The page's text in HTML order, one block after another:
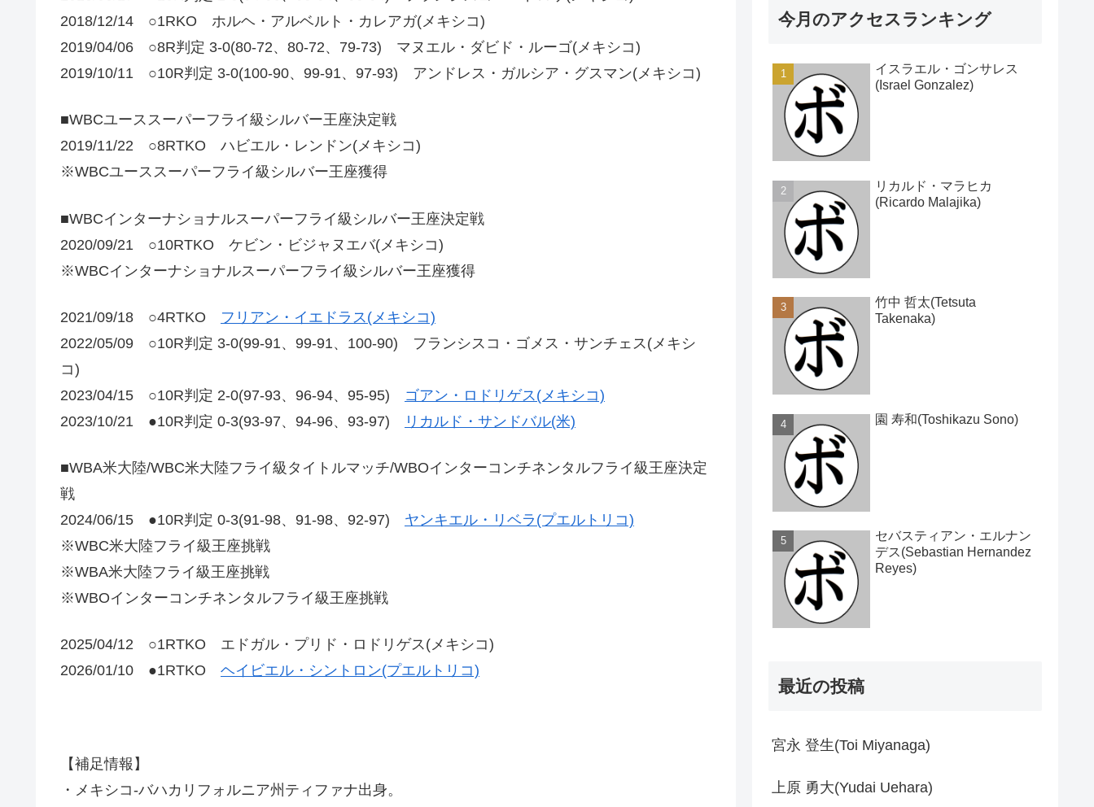
2018/12/14 ○1RKO ホルヘ・アルベルト・カレアガ(メキシコ)
2019/04/06 ○8R判定 3-0(80-72、80-72、79-73) マヌエル・ダビド・ルーゴ(メキシコ)
2019/10/11 ○10R判定 3-0(100-90、99-91、97-93) アンドレス・ガルシア・グスマン(メキシコ)
■WBCユーススーパーフライ級シルバー王座決定戦
2019/11/22 ○8RTKO ハビエル・レンドン(メキシコ)
※WBCユーススーパーフライ級シルバー王座獲得
■WBCインターナショナルスーパーフライ級シルバー王座決定戦
2020/09/21 ○10RTKO ケビン・ビジャヌエバ(メキシコ)
※WBCインターナショナルスーパーフライ級シルバー王座獲得
2021/09/18 ○4RTKO フリアン・イエドラス(メキシコ)
2022/05/09 ○10R判定 3-0(99-91、99-91、100-90) フランシスコ・ゴメス・サンチェス(メキシ
コ)
2023/04/15 ○10R判定 2-0(97-93、96-94、95-95) ゴアン・ロドリゲス(メキシコ)
2023/10/21 ●10R判定 0-3(93-97、94-96、93-97)
リカルド・サンドバル(米)
■WBA米大陸/WBC米大陸フライ級タイトルマッチ/WBOインターコンチネンタルフライ級王座決定
戦
2024/06/15 ●10R判定 0-3(91-98、91-98、92-97) ヤンキエル・リベラ(プエルトリコ)
※WBC米大陸フライ級王座挑戦
※WBA米大陸フライ級王座挑戦
※WBOインターコンチネンタルフライ級王座挑戦
2025/04/12 ○1RTKO エドガル・プリド・ロドリゲス(メキシコ)
2026/01/10 ●1RTKO ヘイビエル・シントロン(プエルトリコ)
【補足情報】
・メキシコ-バハカリフォルニア州ティファナ出身。
今月のアクセスランキング
イスラエル・ゴンサレス
(Israel Gonzalez)
リカルド・マラヒカ
(Ricardo Malajika)
竹中 哲太(Tetsuta
Takenaka)
園 寿和(Toshikazu Sono)
セバスティアン・エルナン
デス(Sebastian Hernandez
Reyes)
最近の投稿
宮永 登生(Toi Miyanaga)
上原 勇大(Yudai Uehara)